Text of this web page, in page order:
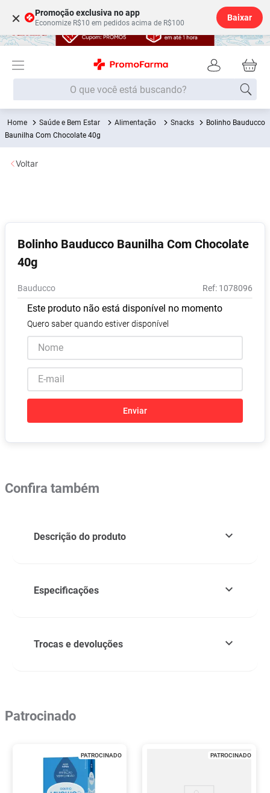
× Promoção exclusiva no app
Economize R$10 em pedidos acima de R$100
Baixar
O que você está buscando?
Saúde e Bem Estar Alimentação Snacks
Bolinho Bauducco
Baunilha Com Chocolate 40g
Bolinho Bauducco Baunilha Com Chocolate
40g
Bauducco : 1078096
Este produto não está disponível no momento
Quero saber quando estiver disponível
Enviar
Voltar
Confira também
Descrição do produto
Especificações
Trocas e devoluções
Patrocinado
PATROCINADO PATROCINADO
Termos mais buscados
1º Fralda
2
6º Desodorante
7
8º Pampers Confort Sec
9º Vitamina D
10º Soro Fisiológico